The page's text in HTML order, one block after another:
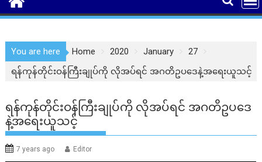
You are here Home 2020 January
27
ရန်ကုန်တိုင်းဝန်ကြီးချုပ်ကို လိုအပ်ရင် အဂတိဥပဒေနဲ့အရေးယူသင့်
ရန်ကုန်တိုင်းဝန်ကြီးချုပ်ကို လိုအပ်ရင် အဂတိဥပဒေ
နဲ့အရေးယူသင့်
7 years ago Editor